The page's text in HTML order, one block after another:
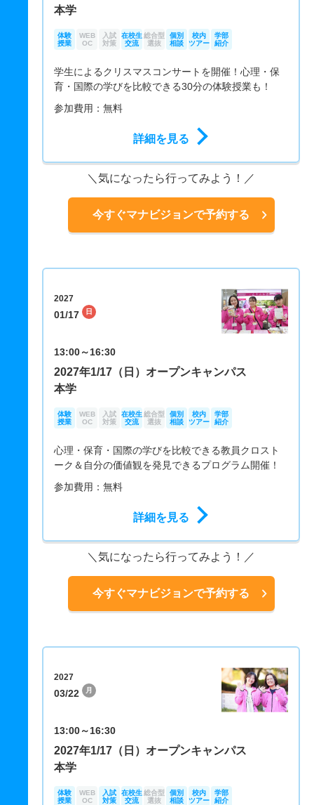
本学
体験
授業
WEB
OC
入試
対策
在校生
交流
総合型
選抜
個別
相談
校内
ツアー
学部
紹介
学生によるクリスマスコンサートを開催！心理・保
育・国際の学びを比較できる30分の体験授業も！
参加費用：無料
詳細を見る
気になったら行ってみよう！
今すぐマナビジョンで予約する
2027
01/17 日
13:00～16:30
2027年1/17（日）オープンキャンパス
本学
体験
授業
WEB
OC
入試
対策
在校生
交流
総合型
選抜
個別
相談
校内
ツアー
学部
紹介
心理・保育・国際の学びを比較できる教員クロスト
ーク＆自分の価値観を発見できるプログラム開催！
参加費用：無料
詳細を見る
気になったら行ってみよう！
今すぐマナビジョンで予約する
2027
03/22 月
13:00～16:30
2027年1/17（日）オープンキャンパス
本学
体験
授業
WEB
OC
入試
対策
在校生
交流
総合型
選抜
個別
相談
校内
ツアー
学部
紹介